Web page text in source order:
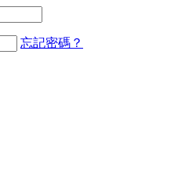
忘記密碼？